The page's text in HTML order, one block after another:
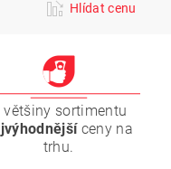
Hlídat cenu
většiny sortimentu
ceny na
trhu.